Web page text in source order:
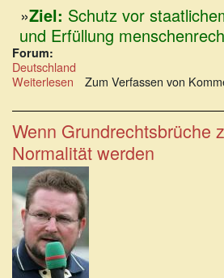
»Ziel: Schutz vor
und Erfüllung
Forum:
Deutschland
Weiterlesen über
Zensur
und
Machtmissbrauch
wirksam
bekämpfen!
Zum Verfassen von
Wenn Grundrechtsbrüche
Normalität werden